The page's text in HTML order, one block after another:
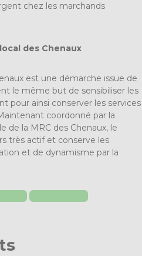
chez les marchands
des Chenaux
est une démarche issue de
le même but de sensibiliser les
pour ainsi conserver les services
coordonné par la
de la MRC des Chenaux, le
très actif et conserve les
et de dynamisme par la